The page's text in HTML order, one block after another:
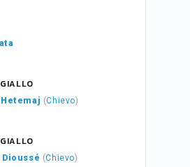
Hetemaj (Chievo)
Dioussé (Chievo)